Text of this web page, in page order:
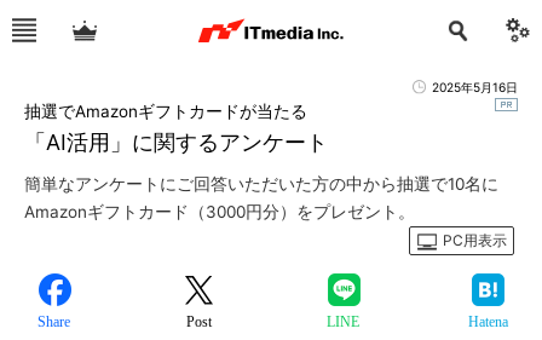
2025年5月16日
「AI活用」に関するアンケート
抽選でAmazonギフトカードが当たる
簡単なアンケートにご回答いただいた方の中から抽選で10名に
Amazonギフトカード（3000円分）をプレゼント。
PC用表示
Share Post LINE Hatena